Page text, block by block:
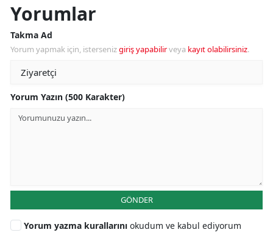
Yorumlar
Takma Ad
Yorum yapmak için, istersenizgiriş yapabilirveya kayıt olabilirsiniz.
Yorum Yazın (500 Karakter)
GÖNDER
Yorum yazma kurallarını okudum ve kabul ediyorum